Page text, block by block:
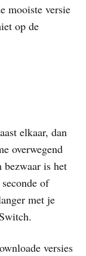
mooiste versie
op de
elkaar, dan
overwegend
bezwaar is het
of
met je
versies